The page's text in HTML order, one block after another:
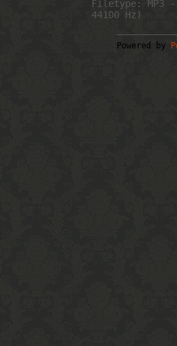
Filetype: MP3
44100 Hz)
Powered by